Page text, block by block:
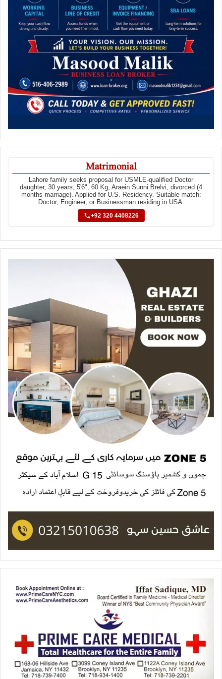
Matrimonial
Lahore family seeks proposal for USMLE-qualified Doctor
daughter, 30 years, 5'6", 60 Kg, Araein Sunni Brelvi, divorced (4
months marriage). Applied for U.S. Residency. Suitable match:
Doctor, Engineer, or Businessman residing in USA.
+92 320 4408226